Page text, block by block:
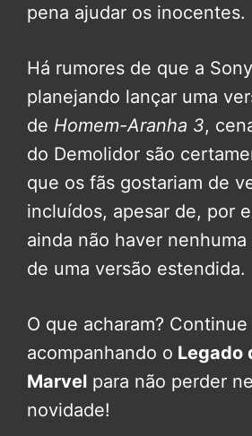
pena ajudar os inocentes.
Há rumores de que a
planejando lançar uma
de Homem-Aranha 3,
do Demolidor são
que os fãs gostariam de
incluídos, apesar de, por
ainda não haver
de uma versão estendida.
O que acharam? Continue
acompanhando o Legado
Marvel para não perder
novidade!